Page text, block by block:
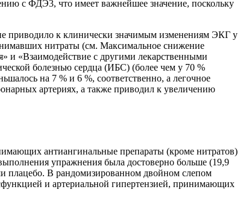
с ФДЭ3, что имеет важнейшее значение, поскольку
приводило к клинически значимым изменениям ЭКГ у
нитраты (см. Максимальное снижение
и «Взаимодействие с другими лекарственными
болезнью сердца (ИБС) (более чем у 70 %
на 7 % и 6 %, соответственно, а легочное
артериях, а также приводил к увеличению
антиангинальные препараты (кроме нитратов)
упражнения была достоверно больше (19,9
плацебо. В рандомизированном двойном слепом
и артериальной гипертензией, принимающих